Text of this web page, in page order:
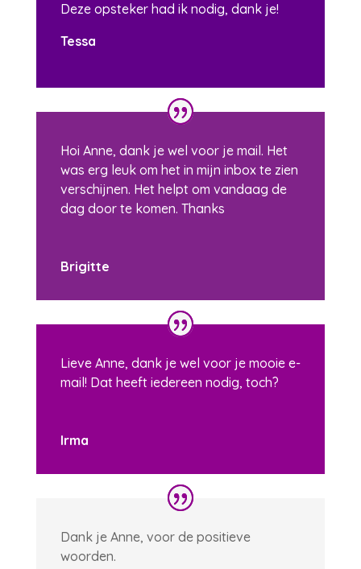
Deze opsteker had ik nodig, dank je!
Tessa
Hoi Anne, dank je wel voor je mail. Het
was erg leuk om het in mijn inbox te zien
verschijnen. Het helpt om vandaag de
dag door te komen. Thanks
Brigitte
Lieve Anne, dank je wel voor je mooie e-
mail! Dat heeft iedereen nodig, toch?
Irma
Dank je Anne, voor de positieve
woorden.